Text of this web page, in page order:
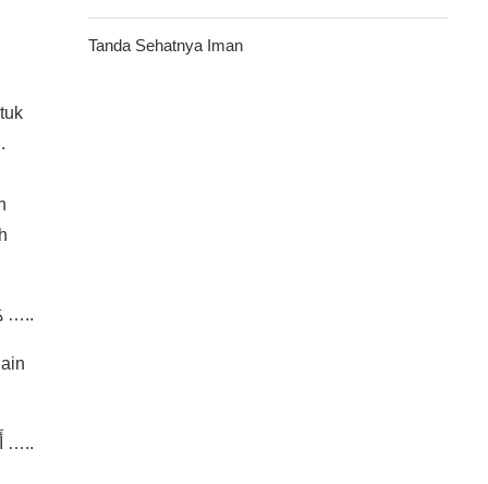
هَذَا خَلْقُ اللَّهِ فَأَرُونِي مَاذَا خَلَقَ الَّذِينَ مِن دُونِهِ …..
…. أَرُونى مَاذَا خَلَقُوا مِنَ الْأَرْضِ …..
Tanda Sehatnya Iman